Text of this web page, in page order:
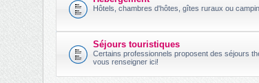
Hôtels, chambres d'hôtes, gîtes ruraux ou
Séjours touristiques
Certains professionnels proposent des séjours
vous renseigner ici!